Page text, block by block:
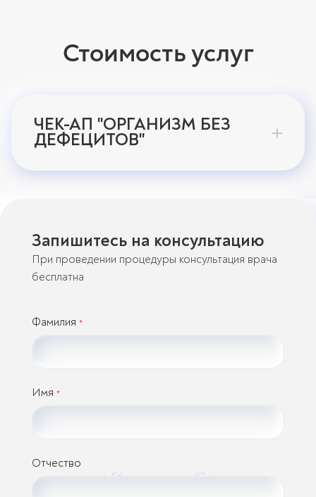
Стоимость услуг
ЧЕК-АП "ОРГАНИЗМ БЕЗ
ДЕФЕЦИТОВ"
Запишитесь на консультацию
При проведении процедуры консультация врача
бесплатна
Фамилия *
Имя *
Отчество